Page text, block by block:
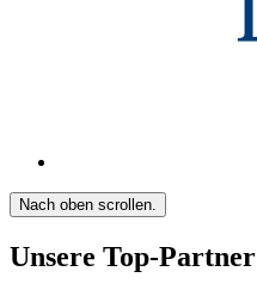
Nach oben scrollen.
Unsere Top-Partner